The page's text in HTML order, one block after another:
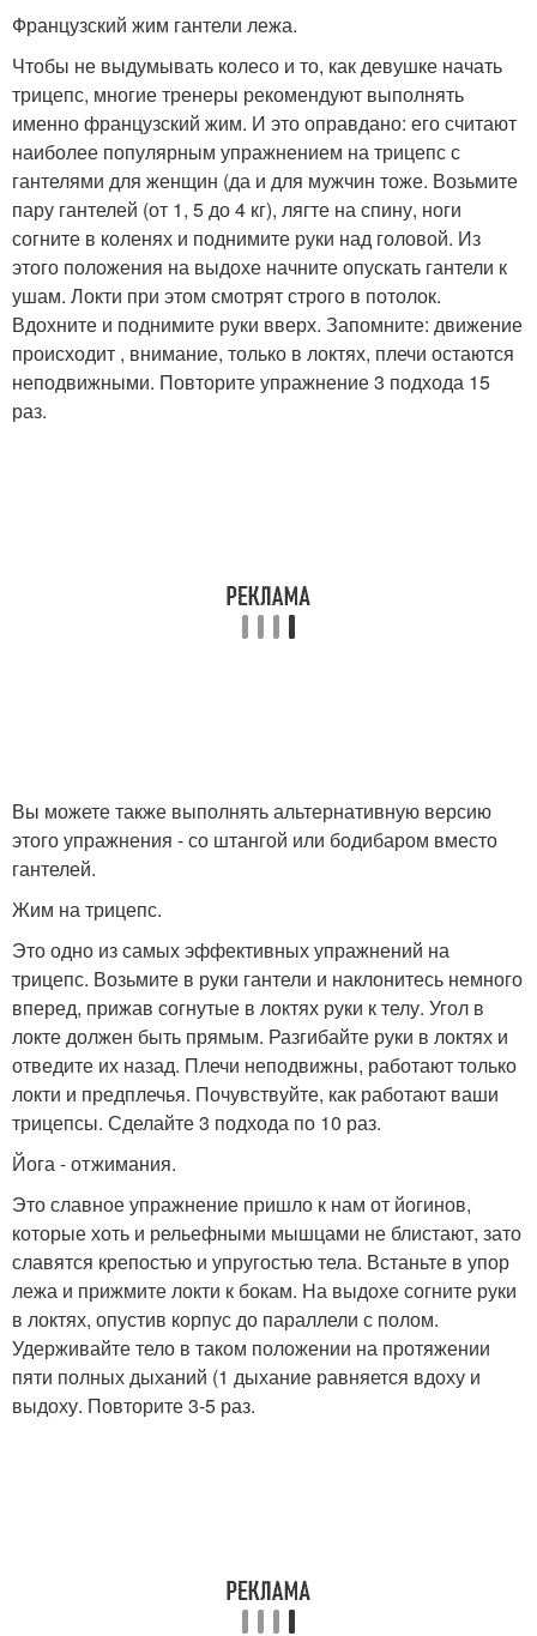
Французский жим гантели лежа.
Чтобы не выдумывать колесо и то, как девушке начать
трицепс, многие тренеры рекомендуют выполнять
именно французский жим. И это оправдано: его считают
наиболее популярным упражнением на трицепс с
гантелями для женщин (да и для мужчин тоже. Возьмите
пару гантелей (от 1, 5 до 4 кг), лягте на спину, ноги
согните в коленях и поднимите руки над головой. Из
этого положения на выдохе начните опускать гантели к
ушам. Локти при этом смотрят строго в потолок.
Вдохните и поднимите руки вверх. Запомните: движение
происходит , внимание, только в локтях, плечи остаются
неподвижными. Повторите упражнение 3 подхода 15
раз.
Вы можете также выполнять альтернативную версию
этого упражнения - со штангой или бодибаром вместо
гантелей.
Жим на трицепс.
Это одно из самых эффективных упражнений на
трицепс. Возьмите в руки гантели и наклонитесь немного
вперед, прижав согнутые в локтях руки к телу. Угол в
локте должен быть прямым. Разгибайте руки в локтях и
отведите их назад. Плечи неподвижны, работают только
локти и предплечья. Почувствуйте, как работают ваши
трицепсы. Сделайте 3 подхода по 10 раз.
Йога - отжимания.
Это славное упражнение пришло к нам от йогинов,
которые хоть и рельефными мышцами не блистают, зато
славятся крепостью и упругостью тела. Встаньте в упор
лежа и прижмите локти к бокам. На выдохе согните руки
в локтях, опустив корпус до параллели с полом.
Удерживайте тело в таком положении на протяжении
пяти полных дыханий (1 дыхание равняется вдоху и
выдоху. Повторите 3-5 раз.